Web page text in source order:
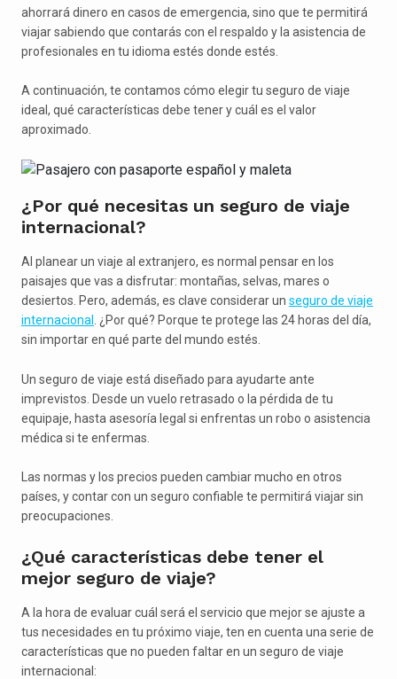
ahorrará dinero en casos de emergencia, sino que te permitirá
viajar sabiendo que contarás con el respaldo y la asistencia de
profesionales en tu idioma estés donde estés.
A continuación, te contamos cómo elegir tu seguro de viaje
ideal, qué características debe tener y cuál es el valor
aproximado.
¿Por qué necesitas un seguro de viaje
internacional?
Al planear un viaje al extranjero, es normal pensar en los
paisajes que vas a disfrutar: montañas, selvas, mares o
desiertos. Pero, además, es clave considerar un seguro de viaje
internacional . ¿Por qué? Porque te protege las 24 horas del día,
sin importar en qué parte del mundo estés.
Un seguro de viaje está diseñado para ayudarte ante
imprevistos. Desde un vuelo retrasado o la pérdida de tu
equipaje, hasta asesoría legal si enfrentas un robo o asistencia
médica si te enfermas.
Las normas y los precios pueden cambiar mucho en otros
países, y contar con un seguro confiable te permitirá viajar sin
preocupaciones.
¿Qué características debe tener el
mejor seguro de viaje?
A la hora de evaluar cuál será el servicio que mejor se ajuste a
tus necesidades en tu próximo viaje, ten en cuenta una serie de
características que no pueden faltar en un seguro de viaje
internacional: